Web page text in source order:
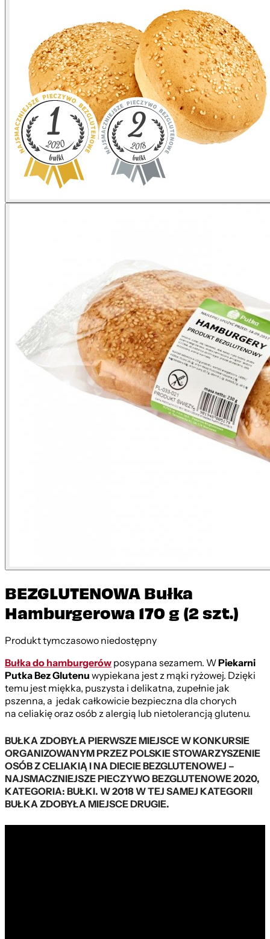
BEZGLUTENOWA Bułka
Hamburgerowa 170 g (2 szt.)
Produkt tymczasowo niedostępny
Bułka do hamburgerówposypana sezamem. WPiekarni
Putka Bez Glutenuwypiekana jest z mąki ryżowej. Dzięki
temu jest miękka, puszysta i delikatna, zupełnie jak
pszenna, a jedak całkowicie bezpieczna dla chorych
na celiakię oraz osób z alergią lub nietolerancją glutenu.
BUŁKA ZDOBYŁA PIERWSZE MIEJSCE W KONKURSIE
ORGANIZOWANYM PRZEZ POLSKIE STOWARZYSZENIE
OSÓB Z CELIAKIĄ I NA DIECIE BEZGLUTENOWEJ –
NAJSMACZNIEJSZE PIECZYWO BEZGLUTENOWE 2020,
KATEGORIA: BUŁKI. W 2018 W TEJ SAMEJ KATEGORII
BUŁKA ZDOBYŁA MIEJSCE DRUGIE.